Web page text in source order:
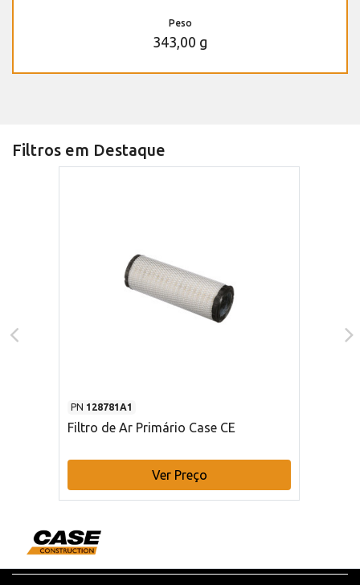
Peso
343,00 g
Filtros em Destaque
PN 128781A1
Filtro de Ar Primário Case CE
Ver Preço